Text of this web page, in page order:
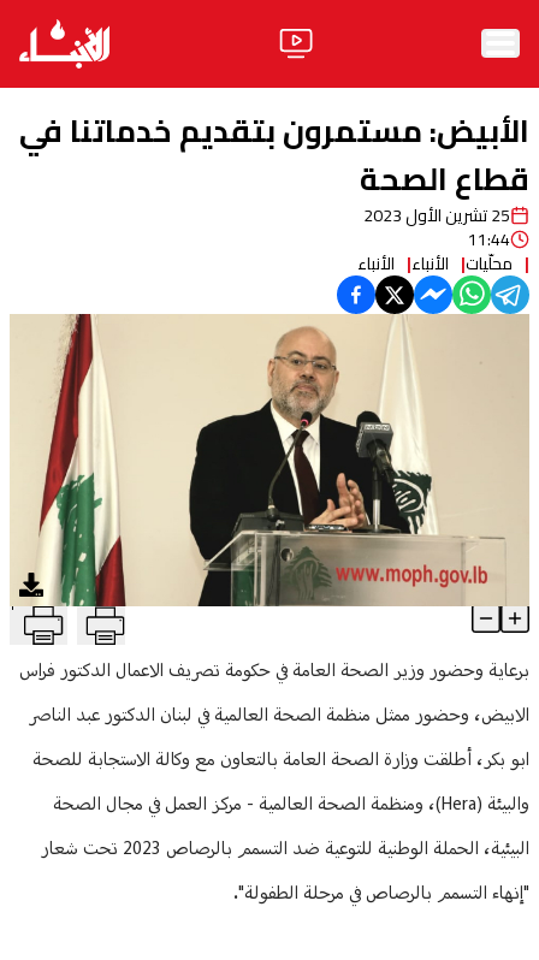
الرئيسية
الأخبار
ثقافة ومجتمع
منوعات
آراء
فيديو
مواقف
وليد جنبلاط
الأبيض: مستمرون بتقديم خدماتنا في
قطاع الصحة
25 تشرين الأول 2023
11:44
محلّيات الأنباء الأنباء
الأبيض: مستمرون بتقديم خدماتنا في قطاع الصحة T
Article Content
برعاية وحضور وزير الصحة العامة في حكومة تصريف الاعمال الدكتور فراس
الابيض، وحضور ممثل منظمة الصحة العالمية في لبنان الدكتور عبد الناصر
ابو بكر، أطلقت وزارة الصحة العامة بالتعاون مع وكالة الاستجابة للصحة
والبيئة (Hera)، ومنظمة الصحة العالمية - مركز العمل في مجال الصحة
البيئية، الحملة الوطنية للتوعية ضد التسمم بالرصاص 2023 تحت شعار
"إنهاء التسمم بالرصاص في مرحلة الطفولة".